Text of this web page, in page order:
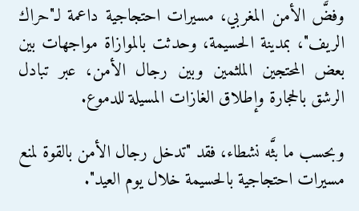
وفضَّ الأمن المغربي، مسيرات احتجاجية داعمة لـ"حراك
الريف"، بمدينة الحسيمة، وحدثت بالموازاة مواجهات بين
بعض المحتجين الملثمين وبين رجال الأمن، عبر تبادل
الرشق بالحجارة وإطلاق الغازات المسيلة للدموع.
وبحسب ما بثَّه نشطاء، فقد "تدخل رجال الأمن بالقوة لمنع
مسيرات احتجاجية بالحسيمة خلال يوم العيد".